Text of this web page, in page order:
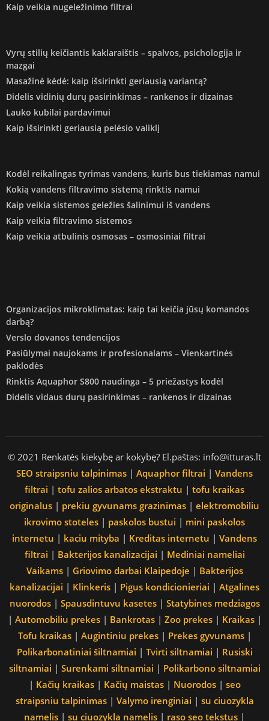
Kaip veikia nugeležinimo filtrai
Vyrų stilių keičiantis kaklaraištis – spalvos, psichologija ir
mazgai
Masažinė kėdė: kaip išsirinkti geriausią variantą?
Didelis vidinių durų pasirinkimas – rankenos ir dizainas
Lauko kubilai pardavimui
Kaip išsirinkti geriausią pelėsio valiklį
Kodėl reikalingas tyrimas vandens, kuris bus tiekiamas namui
Kokią vandens filtravimo sistemą rinktis namui
Kaip veikia sistemos geležies šalinimui iš vandens
Kaip veikia filtravimo sistemos
Kaip veikia atbulinis osmosas – osmosiniai filtrai
Organizacijos mikroklimatas: kaip tai keičia jūsų komandos
darbą?
Verslo dovanos tendencijos
Pasiūlymai naujokams ir profesionalams – Vienkartinės
paklodės
Rinktis Aquaphor S800 naudinga – 5 priežastys kodėl
Didelis vidaus durų pasirinkimas – rankenos ir dizainas
© 2021 Renkatės kiekybę ar kokybę? El.paštas: info@itturas.lt
SEO straipsniu talpinimas | Aquaphor filtrai | Vandens
filtrai | tofu zalios arbatos ekstraktu | tofu kraikas
originalus | prekiu gyvunams grazinimas | elektromobiliu
ikrovimo stoteles | paskolos bustui | mini paskolos
internetu | kaciu mityba | Kreditas internetu | Vandens
filtrai | Bakterijos kanalizacijai | Mediniai nameliai
Vaikams| Griovimo darbai Klaipedoje | Bakterijos
kanalizacijai | Klinkeris | Pigus kondicionieriai | Atgalines
nuorodos| Spausdintuvu kasetes| Statybines medziagos
| Automobiliu prekes| Bankrotas| Zoo prekes| Kraikas|
Tofu kraikas| Augintiniu prekes| Prekes gyvunams|
Polikarbonatiniai šiltnamiai | Tvirti siltnamiai | Rusiski
siltnamiai | Surenkami siltnamiai | Polikarbono siltnamiai
| Kačių kraikas| Kačių maistas| Nuorodos| seo
straipsniu talpinimas| Valymo irenginiai | su ciuozykla
namelis | su ciuozykla namelis | raso seo tekstus |